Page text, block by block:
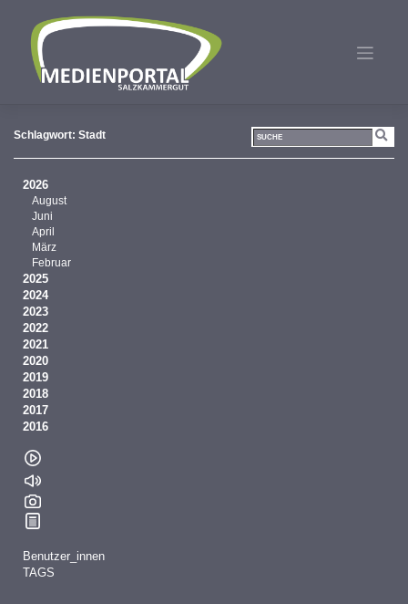
springen
Schlagwort: Stadt
2026
August
Juni
April
März
Februar
2025
2024
2023
2022
2021
2020
2019
2018
2017
2016
Benutzer_innen
TAGS